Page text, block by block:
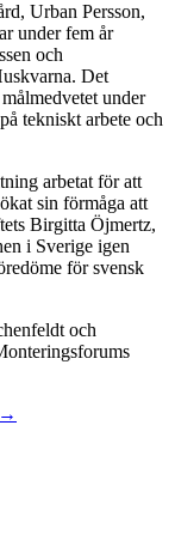
Urban Persson,
under fem år
och
Det
under
tekniskt arbete och
arbetat för att
sin förmåga att
Birgitta Öjmertz,
i Sverige igen
för svensk
och
→